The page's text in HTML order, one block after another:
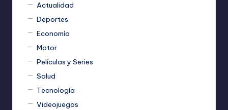
Actualidad
Deportes
Economía
Motor
Películas y Series
Salud
Tecnología
Videojuegos